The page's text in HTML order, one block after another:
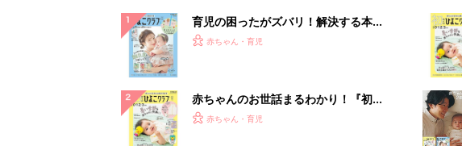
成を自動化する方法
PR（カイタヨ）
ランキングをもっと見る